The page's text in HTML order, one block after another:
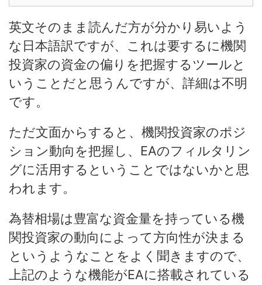
英文そのまま読んだ方が分かり易いよう
な日本語訳ですが、これは要するに機関
投資家の資金の偏りを把握するツールと
いうことだと思うんですが、詳細は不明
です。
ただ文面からすると、機関投資家のポジ
ション動向を把握し、EAのフィルタリン
グに活用するということではないかと思
われます。
為替相場は豊富な資金量を持っている機
関投資家の動向によって方向性が決まる
というようなことをよく聞きますので、
上記のような機能がEAに搭載されている